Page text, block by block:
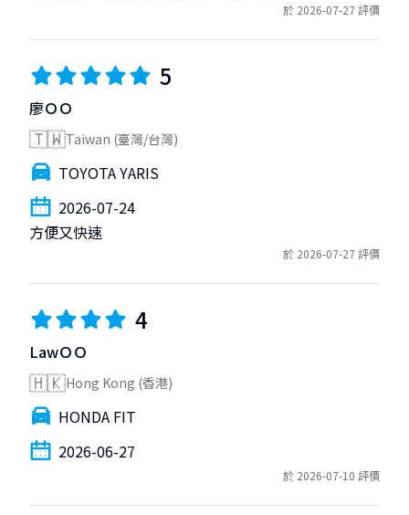
於 2026-07-27 評價
5
廖ＯＯ
🇹🇼Taiwan (臺灣/台灣)
TOYOTA YARIS
2026-07-24
方便又快速
於 2026-07-27 評價
4
LawＯＯ
🇭🇰Hong Kong (香港)
HONDA FIT
2026-06-27
於 2026-07-10 評價